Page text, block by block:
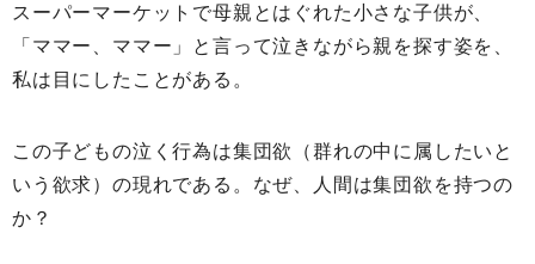
スーパーマーケットで母親とはぐれた小さな子供が、
「ママー、ママー」と言って泣きながら親を探す姿を、
私は目にしたことがある。
この子どもの泣く行為は集団欲（群れの中に属したいと
いう欲求）の現れである。なぜ、人間は集団欲を持つの
か？